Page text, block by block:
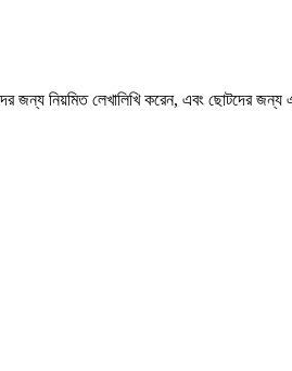
জন্য নিয়মিত লেখালিখি করেন, এবং ছোটদের